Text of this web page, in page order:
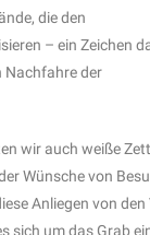
die den
– ein Zeichen
Nachfahre der
wir auch weiße
Wünsche von
Anliegen von
sich um das Grab